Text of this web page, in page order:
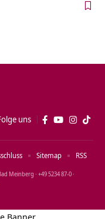
uns
Meinberg · +49 5234 87‑0 ·
Sitemap RSS